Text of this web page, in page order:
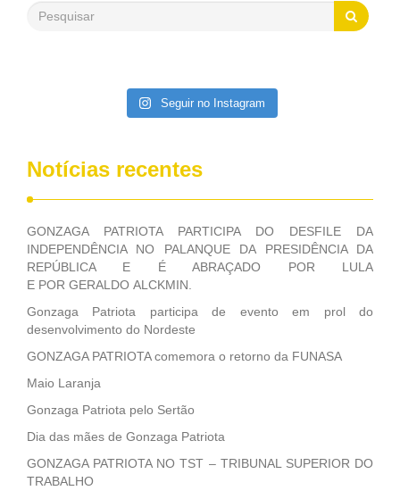
saneamento básico, em pequenas comunidades rurais.
Patriota disse ainda que, mesmo sem mandato,
Seguir no Instagram
Notícias recentes
GONZAGA PATRIOTA PARTICIPA DO DESFILE DA
INDEPENDÊNCIA NO PALANQUE DA PRESIDÊNCIA DA
REPÚBLICA E É ABRAÇADO POR LULA
E POR GERALDO ALCKMIN.
Gonzaga Patriota participa de evento em prol do
desenvolvimento do Nordeste
GONZAGA PATRIOTA comemora o retorno da FUNASA
Maio Laranja
Gonzaga Patriota pelo Sertão
Dia das mães de Gonzaga Patriota
GONZAGA PATRIOTA NO TST – TRIBUNAL SUPERIOR DO
TRABALHO